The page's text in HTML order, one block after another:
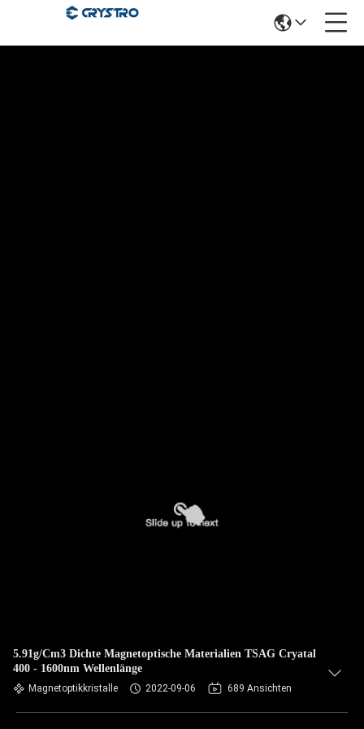
5.91g/Cm3 Dichte Magnetoptische Materialien TSAG Cryatal
400 - 1600nm Wellenlänge
Magnetoptikkristalle 2022-09-06 689 Ansichten